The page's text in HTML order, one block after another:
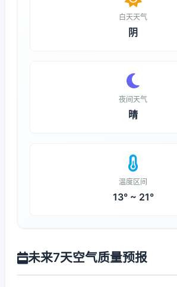
白天天气
阴
夜间天气
晴
温度区间
13° ~ 21°
未来7天空气质量预报